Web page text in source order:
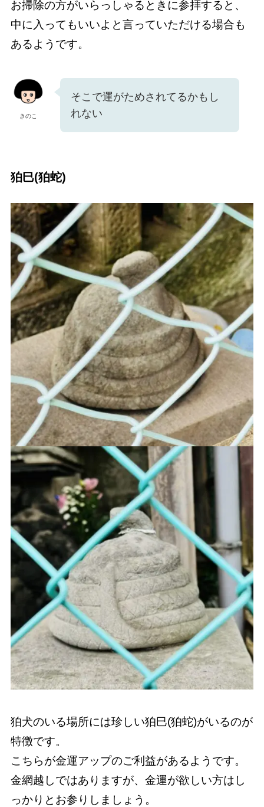
お掃除の方がいらっしゃるときに参拝すると、
中に入ってもいいよと言っていただける場合も
あるようです。
きのこ
そこで運がためされてるかもし
れない
狛巳(狛蛇)
狛犬のいる場所には珍しい狛巳(狛蛇)がいるのが
特徴です。
こちらが金運アップのご利益があるようです。
金網越しではありますが、金運が欲しい方はし
っかりとお参りしましょう。